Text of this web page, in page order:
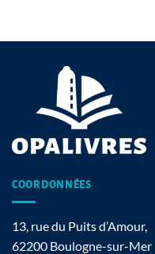
COORDONNÉES
13, rue du Puits d’Amour,
62200 Boulogne-sur-Mer